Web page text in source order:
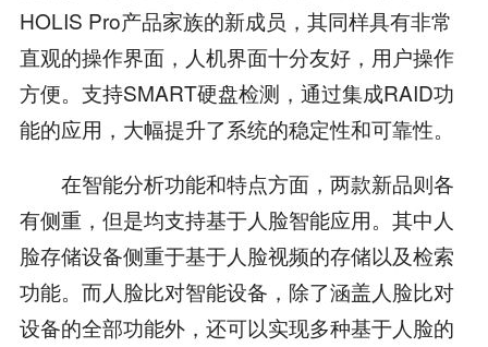
HOLIS Pro产品家族的新成员，其同样具有非常
直观的操作界面，人机界面十分友好，用户操作
方便。支持SMART硬盘检测，通过集成RAID功
能的应用，大幅提升了系统的稳定性和可靠性。
在智能分析功能和特点方面，两款新品则各
有侧重，但是均支持基于人脸智能应用。其中人
脸存储设备侧重于基于人脸视频的存储以及检索
功能。而人脸比对智能设备，除了涵盖人脸比对
设备的全部功能外，还可以实现多种基于人脸的